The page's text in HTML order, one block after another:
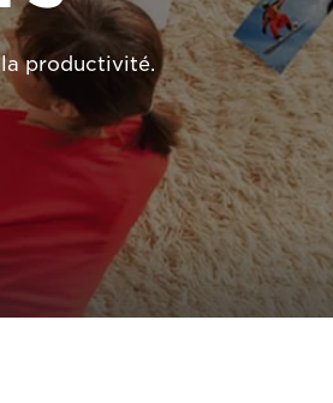
la productivité.